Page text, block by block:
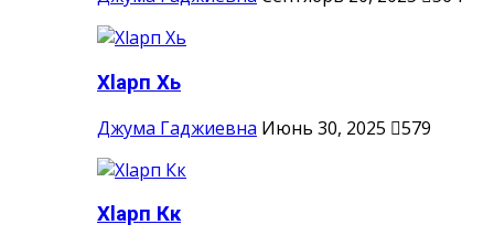
Хlарп Хь
Джума Гаджиевна Июнь 30, 2025 579
Хlарп Кк